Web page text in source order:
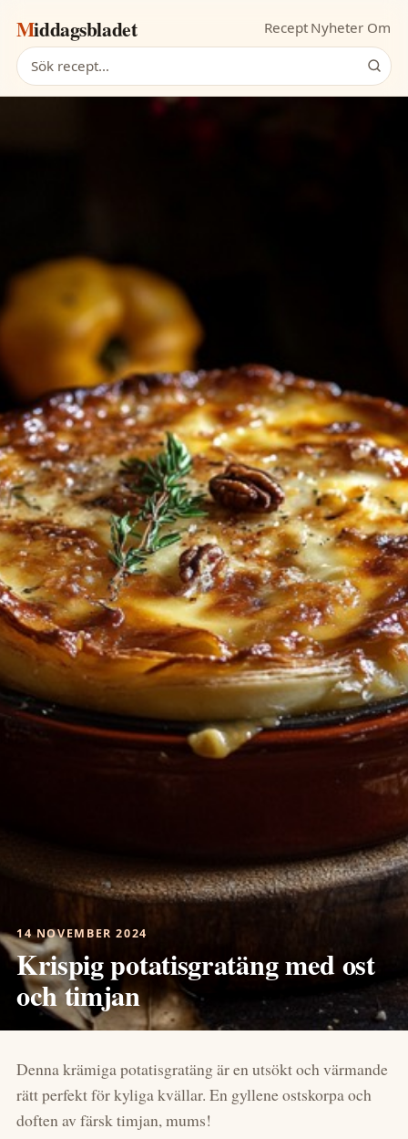
Middagsbladet Recept Nyheter Om
Sök recept
14 NOVEMBER 2024
Krispig potatisgratäng med ost
och timjan
Denna krämiga potatisgratäng är en utsökt och värmande
rätt perfekt för kyliga kvällar. En gyllene ostskorpa och
doften av färsk timjan, mums!